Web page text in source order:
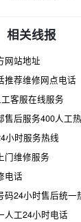
相关线报
网站地址
推荐维修网点电话
客服在线服务
服务400人工热线/
小时服务热线
门维修服务
电话
码24小时售后统一
人工24小时电话